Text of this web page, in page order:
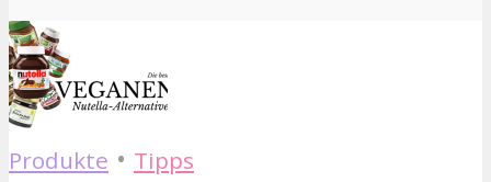
Produkte • Tipps